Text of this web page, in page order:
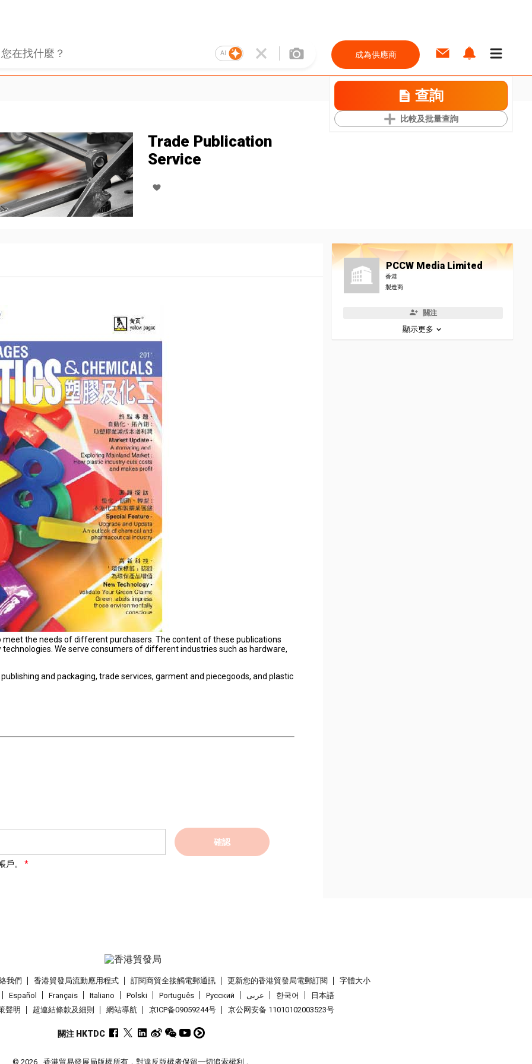
AI 成為供應商
查詢
比較及批量查詢
Trade Publication
Service
the needs of different purchasers. The content of these publications
We serve consumers of different industries such as hardware,
and packaging, trade services, garment and piecegoods, and plastic
確認
。
PCCW Media Limited
香港
製造商
關注
顯示更多
我們 香港貿發局流動應用程式 訂閱商貿全接觸電郵通訊 更新您的香港貿發局電郵訂閱
字體大小
Español
Français Italiano Polski Português Pусский عربى 한국어
日本語
聲明
超連結條款及細則 網站導航 京ICP备09059244号 京公网安备 11010102003523号
關注 HKTDC
© 2026 香港貿易發展局版權所有，對違反版權者保留一切追索權利 。